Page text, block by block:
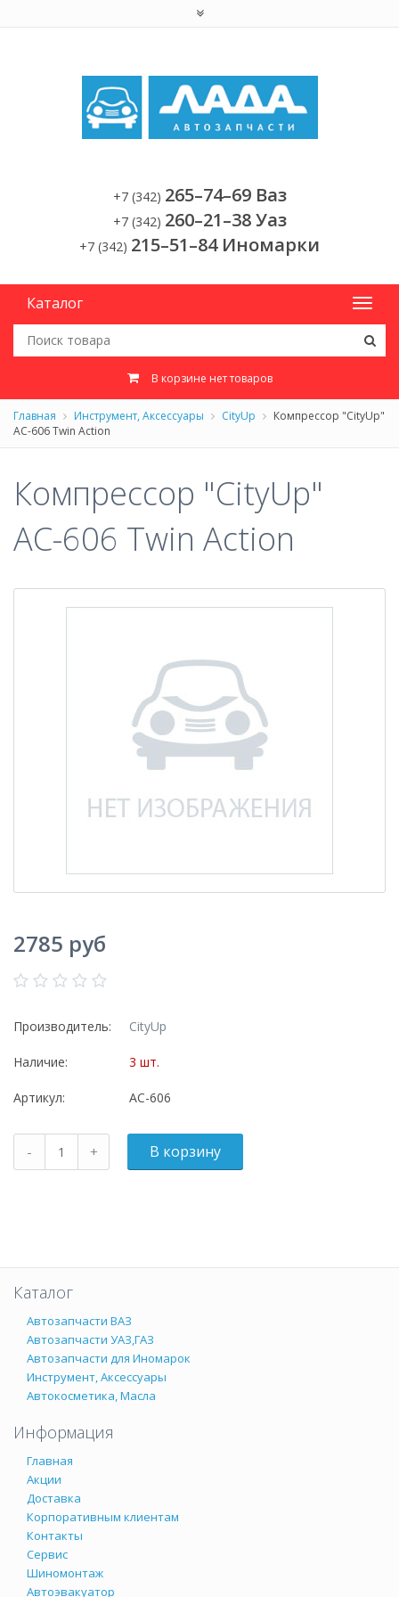
+7 (342) 265–74–69 Ваз
+7 (342) 260–21–38 Уаз
+7 (342) 215–51–84 Иномарки
Каталог
В корзине нет товаров
Главная Инструмент, Аксессуары CityUp
Компрессор "CityUp"
АС-606 Twin Action
Компрессор "CityUp"
АС-606 Twin Action
2785 руб
Производитель: CityUp
Наличие: 3 шт.
Артикул: АС-606
Каталог
Автозапчасти ВАЗ
Автозапчасти УАЗ,ГАЗ
Автозапчасти для Иномарок
Инструмент, Аксессуары
Автокосметика, Масла
Информация
Главная
Акции
Доставка
Корпоративным клиентам
Контакты
Сервис
Шиномонтаж
Автоэвакуатор